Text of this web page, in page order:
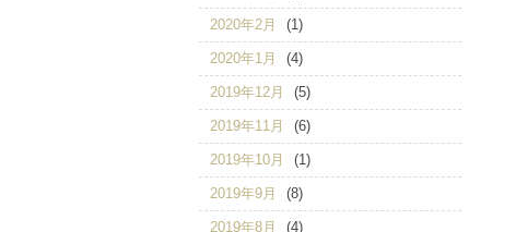
2020年2月 (1)
2020年1月 (4)
2019年12月 (5)
2019年11月 (6)
2019年10月 (1)
2019年9月 (8)
2019年8月 (4)